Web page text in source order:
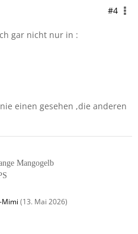
#4
gar nicht nur in :
einen gesehen ,die anderen
Mangogelb
Mimi (13. Mai 2026)